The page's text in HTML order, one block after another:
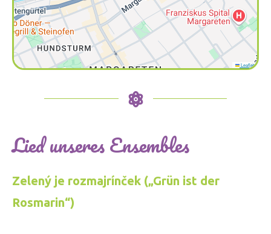
Leaflet
Lied unseres Ensembles
Zelený je rozmajrínček („Grün ist der
Rosmarin“)